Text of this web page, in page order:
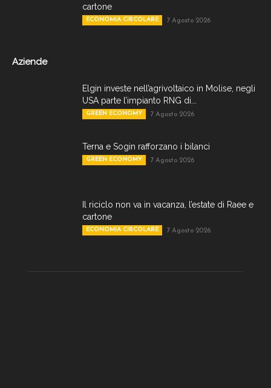
cartone
ECONOMIA CIRCOLARE 7 Agosto 2026
Aziende
Elgin investe nell’agrivoltaico in Molise, negli
USA parte l’impianto RNG di...
GREEN ECONOMY 7 Agosto 2026
Terna e Sogin rafforzano i bilanci
GREEN ECONOMY 7 Agosto 2026
Il riciclo non va in vacanza, l’estate di Raee e
cartone
ECONOMIA CIRCOLARE 7 Agosto 2026